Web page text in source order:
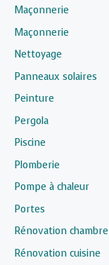
Maçonnerie
Maçonnerie
Nettoyage
Panneaux solaires
Peinture
Pergola
Piscine
Plomberie
Pompe à chaleur
Portes
Rénovation chambre
Rénovation cuisine